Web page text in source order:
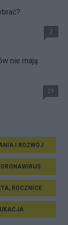
2
nie mają
29
I ROZWÓJ
ROCZNICE